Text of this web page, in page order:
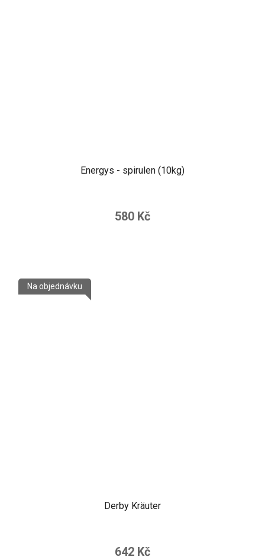
Energys - spirulen (10kg)
580 Kč
Derby Kräuter
Na objednávku
642 Kč